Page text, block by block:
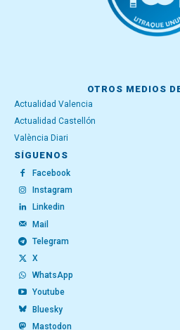
OTROS MEDIOS
Actualidad Valencia
Actualidad Castellón
València Diari
SÍGUENOS
Facebook
Instagram
Linkedin
Mail
Telegram
X
WhatsApp
Youtube
Bluesky
Mastodon